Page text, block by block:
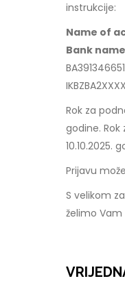
instrukcije:
Name of
Bank
IKBZBA2XXXX
Rok za
godine.
10.10.2025.
Prijavu
S velikom
želimo